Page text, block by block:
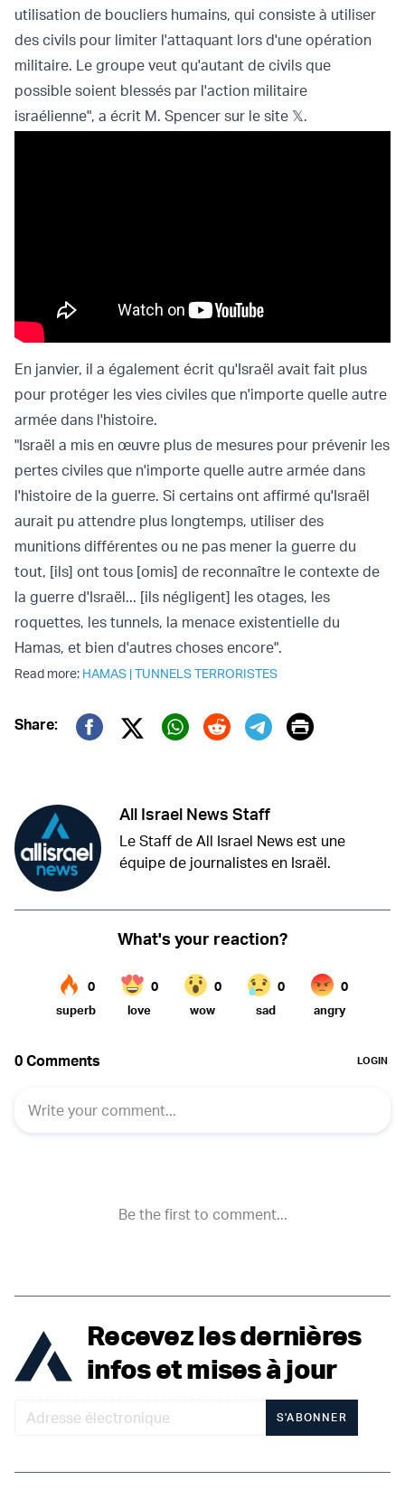
utilisation de boucliers humains, qui consiste à utiliser
des civils pour limiter l'attaquant lors d'une opération
militaire. Le groupe veut qu'autant de civils que
possible soient blessés par l'action militaire
israélienne", a écrit M. Spencer sur le site 𝕏.
En janvier, il a également écrit qu'Israël avait fait plus
pour protéger les vies civiles que n'importe quelle autre
armée dans l'histoire.
"Israël a mis en œuvre plus de mesures pour prévenir les
pertes civiles que n'importe quelle autre armée dans
l'histoire de la guerre. Si certains ont affirmé qu'Israël
aurait pu attendre plus longtemps, utiliser des
munitions différentes ou ne pas mener la guerre du
tout, [ils] ont tous [omis] de reconnaître le contexte de
la guerre d'Israël... [ils négligent] les otages, les
roquettes, les tunnels, la menace existentielle du
Hamas, et bien d'autres choses encore".
Read more: HAMAS |TUNNELS TERRORISTES
Share:
Twitter (X)
Print
All Israel News Staff
Le Staff de All Israel News est une
équipe de journalistes en Israël.
Recevez les dernières
infos et mises à jour
S'ABONNER